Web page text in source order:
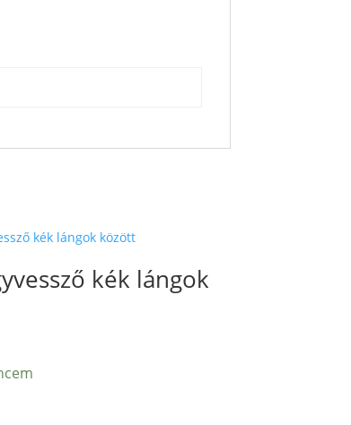
kék lángok